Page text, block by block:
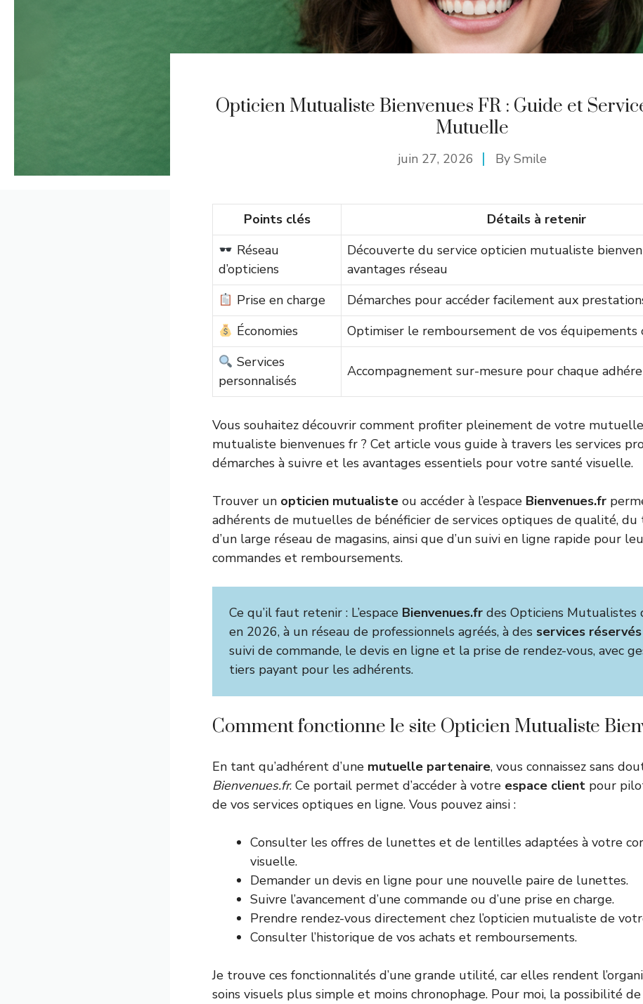
Opticien Mutualiste Bienvenues FR : Guide et
Mutuelle
juin 27, 2026 By Smile
Points clés
Détails à retenir
Réseau
d’opticiens
Découverte du service opticien mutualiste
avantages réseau
Prise en charge
Démarches pour accéder facilement aux
Économies
Optimiser le remboursement de vos équipements
Services
personnalisés
Accompagnement sur-mesure pour chaque
Vous souhaitez découvrir comment profiter pleinement de votre mutuelle
mutualiste bienvenues fr ? Cet article vous guide à travers les services
démarches à suivre et les avantages essentiels pour votre santé visuelle.
Trouver un opticien mutualiste ou accéder à l’espace Bienvenues.fr
adhérents de mutuelles de bénéficier de services optiques de qualité, du
d’un large réseau de magasins, ainsi que d’un suivi en ligne rapide pour
commandes et remboursements.
Ce qu’il faut retenir : L’espace Bienvenues.fr des Opticiens Mutualistes
en 2026, à un réseau de professionnels agréés, à des services réservés
suivi de commande, le devis en ligne et la prise de rendez-vous, avec
tiers payant pour les adhérents.
Comment fonctionne le site Opticien Mutualiste
En tant qu’adhérent d’une mutuelle partenaire, vous connaissez sans
Bienvenues.fr. Ce portail permet d’accéder à votre espace client pour
de vos services optiques en ligne. Vous pouvez ainsi :
Consulter les offres de lunettes et de lentilles adaptées à votre
visuelle.
Demander un devis en ligne pour une nouvelle paire de lunettes.
Suivre l’avancement d’une commande ou d’une prise en charge.
Prendre rendez-vous directement chez l’opticien mutualiste de
Consulter l’historique de vos achats et remboursements.
Je trouve ces fonctionnalités d’une grande utilité, car elles rendent
soins visuels plus simple et moins chronophage. Pour moi, la possibilité